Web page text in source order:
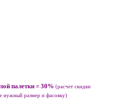
палетки = 30% (расчет скидки
нужный размер и фасовку)